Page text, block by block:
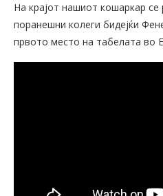
На крајот нашиот кошаркар
поранешни колеги бидејќи
првото место на табелата во